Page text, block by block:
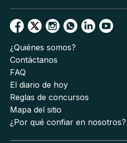
¿Quiénes somos?
Contáctanos
FAQ
El diario de hoy
Reglas de concursos
Mapa del sitio
¿Por qué confiar en nosotros?